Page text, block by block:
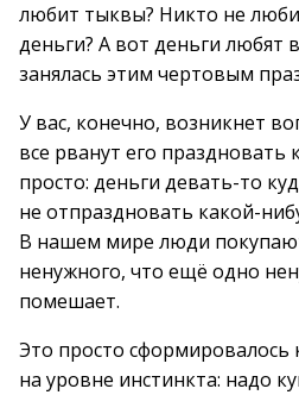
любит тыквы? Никто не
деньги? А вот деньги любят
занялась этим чертовым
У вас, конечно, возникнет
все рванут его праздновать
просто: деньги девать-то
не отпраздновать какой-
В нашем мире люди
ненужного, что ещё одно
помешает.
Это просто сформировалось
на уровне инстинкта: надо